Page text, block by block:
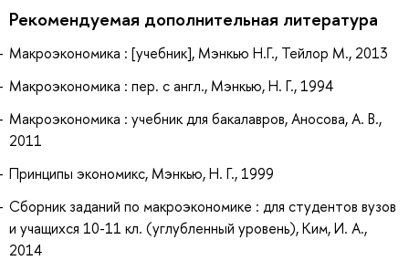
Рекомендуемая дополнительная литература
Макроэкономика : [учебник], Мэнкью Н.Г., Тейлор М., 2013
Макроэкономика : пер. с англ., Мэнкью, Н. Г., 1994
Макроэкономика : учебник для бакалавров, Аносова, А. В.,
2011
Принципы экономикс, Мэнкью, Н. Г., 1999
Сборник заданий по макроэкономике : для студентов вузов
и учащихся 10-11 кл. (углубленный уровень), Ким, И. А.,
2014